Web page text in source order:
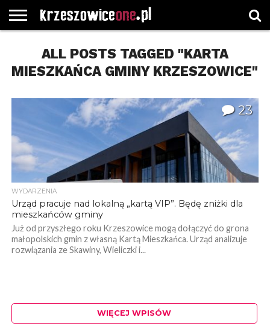
GŁÓWNA
WYBORY
SAMORZĄDOWE
WYBIERZ
KATEGORIE
ROZKŁADY
JAZDY
GREGORCZYK
WATCH
KONTAKT
ALL POSTS TAGGED "KARTA
MIESZKAŃCA GMINY KRZESZOWICE"
23
WYDARZENIA
Urząd pracuje nad lokalną „kartą VIP”. Będę zniżki dla
mieszkańców gminy
Już od przyszłego roku Krzeszowice mogą dołączyć do grona
małopolskich gmin z własną Kartą Mieszkańca. Urząd analizuje
rozwiązania ze Skawiny, Wieliczki i...
WIĘCEJ WPISÓW